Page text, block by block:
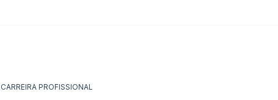
CARREIRA PROFISSIONAL